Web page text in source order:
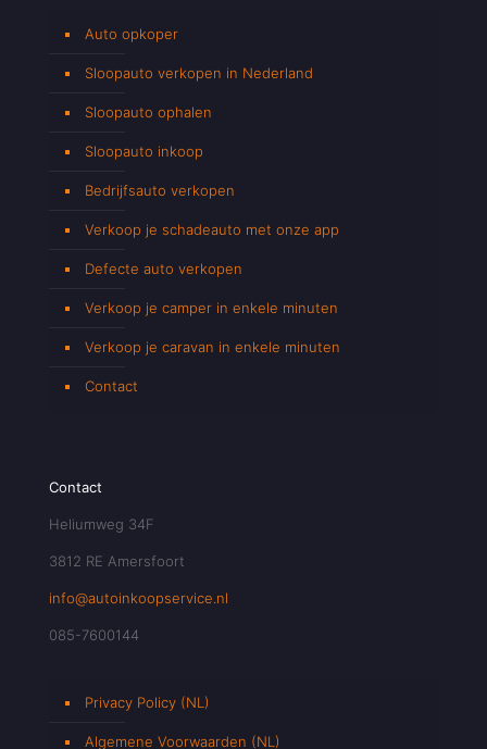
Auto opkoper
Sloopauto verkopen in Nederland
Sloopauto ophalen
Sloopauto inkoop
Bedrijfsauto verkopen
Verkoop je schadeauto met onze app
Defecte auto verkopen
Verkoop je camper in enkele minuten
Verkoop je caravan in enkele minuten
Contact
Contact
Heliumweg 34F
3812 RE Amersfoort
info@autoinkoopservice.nl
085-7600144
Privacy Policy (NL)
Algemene Voorwaarden (NL)